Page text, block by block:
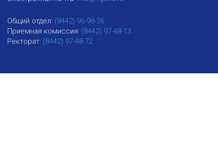
Общий отдел: (8442) 96-98-26
Приемная комиссия: (8442) 97-48-13
Ректорат: (8442) 97-48-72